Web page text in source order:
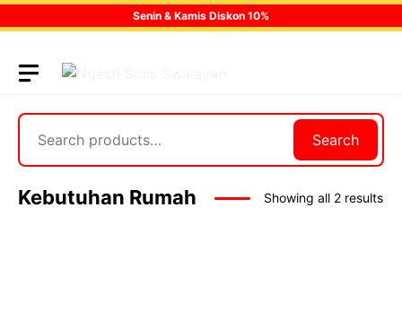
Skip
to
Senin & Kamis Diskon 10%
Search
Kebutuhan Rumah Showing all 2 results